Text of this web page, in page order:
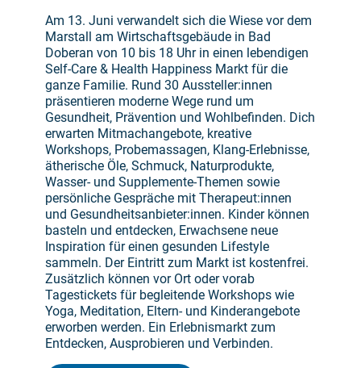
Am 13. Juni verwandelt sich die Wiese vor dem
Marstall am Wirtschaftsgebäude in Bad
Doberan von 10 bis 18 Uhr in einen lebendigen
Self-Care & Health Happiness Markt für die
ganze Familie. Rund 30 Aussteller:innen
präsentieren moderne Wege rund um
Gesundheit, Prävention und Wohlbefinden. Dich
erwarten Mitmachangebote, kreative
Workshops, Probemassagen, Klang-Erlebnisse,
ätherische Öle, Schmuck, Naturprodukte,
Wasser- und Supplemente-Themen sowie
persönliche Gespräche mit Therapeut:innen
und Gesundheitsanbieter:innen. Kinder können
basteln und entdecken, Erwachsene neue
Inspiration für einen gesunden Lifestyle
sammeln. Der Eintritt zum Markt ist kostenfrei.
Zusätzlich können vor Ort oder vorab
Tagestickets für begleitende Workshops wie
Yoga, Meditation, Eltern- und Kinderangebote
erworben werden. Ein Erlebnismarkt zum
Entdecken, Ausprobieren und Verbinden.